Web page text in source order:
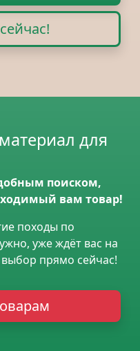
для
поиском,
вам товар!
походы по
уже ждёт вас на
прямо сейчас!